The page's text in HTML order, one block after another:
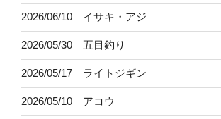
2026/06/10 イサキ・アジ
2026/05/30 五目釣り
2026/05/17 ライトジギン
2026/05/10 アコウ